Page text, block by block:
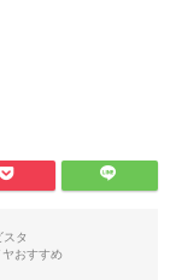
スタ
おすすめ